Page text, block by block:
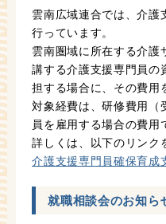
雲南広域連合では、介護
行っています。
雲南圏域に所在する介護
講する介護支援専門員の
担する場合に、その費用
対象経費は、研修費用（
員を雇用する場合の費用
詳しくは、以下のリンク
介護支援専門員確保育成
就職相談会のお知ら